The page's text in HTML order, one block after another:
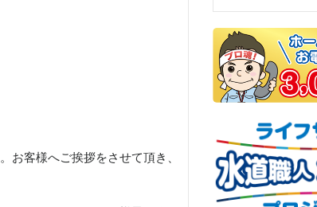
お客様へご挨拶をさせて頂き、